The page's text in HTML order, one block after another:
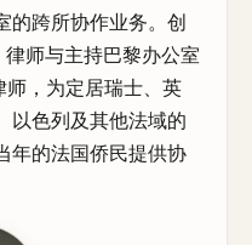
的跨所协作业务。创
律师与主持巴黎办公室
师，为定居瑞士、英
以色列及其他法域的
年的法国侨民提供协